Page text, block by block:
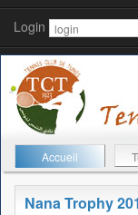
Login
Accueil
Nana Trophy